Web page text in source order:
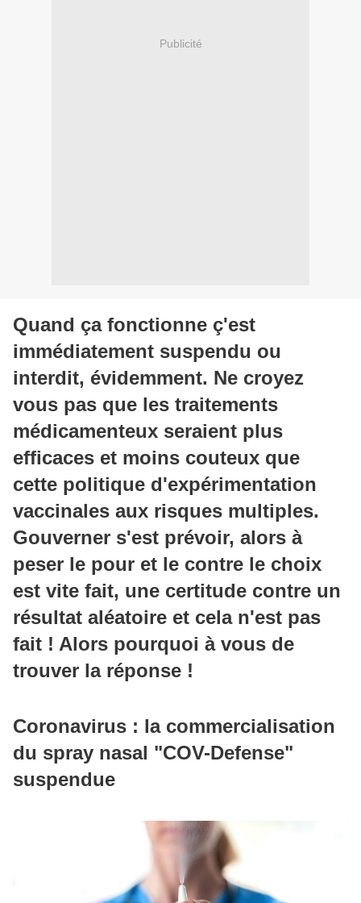
Publicité
Quand ça fonctionne ç'est
immédiatement suspendu ou
interdit, évidemment. Ne croyez
vous pas que les traitements
médicamenteux seraient plus
efficaces et moins couteux que
cette politique d'expérimentation
vaccinales aux risques multiples.
Gouverner s'est prévoir, alors à
peser le pour et le contre le choix
est vite fait, une certitude contre un
résultat aléatoire et cela n'est pas
fait ! Alors pourquoi à vous de
trouver la réponse !
Coronavirus : la commercialisation
du spray nasal "COV-Defense"
suspendue